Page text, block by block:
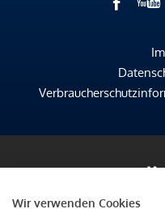
Wir verwenden Cookies